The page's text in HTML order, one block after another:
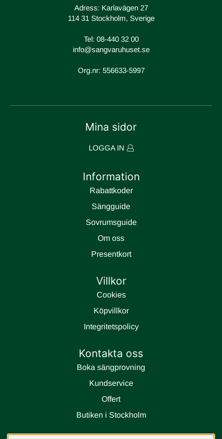
Adress: Karlavägen 27
114 31 Stockholm, Sverige
Tel: 08-440 32 00
info@sangvaruhuset.se
Org.nr: 556633-5997
Mina sidor
LOGGA IN
Information
Rabattkoder
Sängguide
Sovrumsguide
Om oss
Presentkort
Villkor
Cookies
Köpvillkor
Integritetspolicy
Kontakta oss
Boka sängprovning
Kundservice
Offert
Butiken i Stockholm